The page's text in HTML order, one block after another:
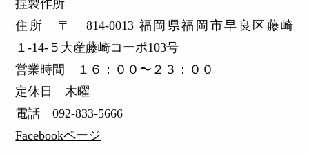
捏製作所
住所 〒 814-0013 福岡県福岡市早良区藤崎
１-14-５大産藤崎コーポ103号
営業時間 １６：００〜２３：００
定休日 木曜
電話 092-833-5666
Facebookページ